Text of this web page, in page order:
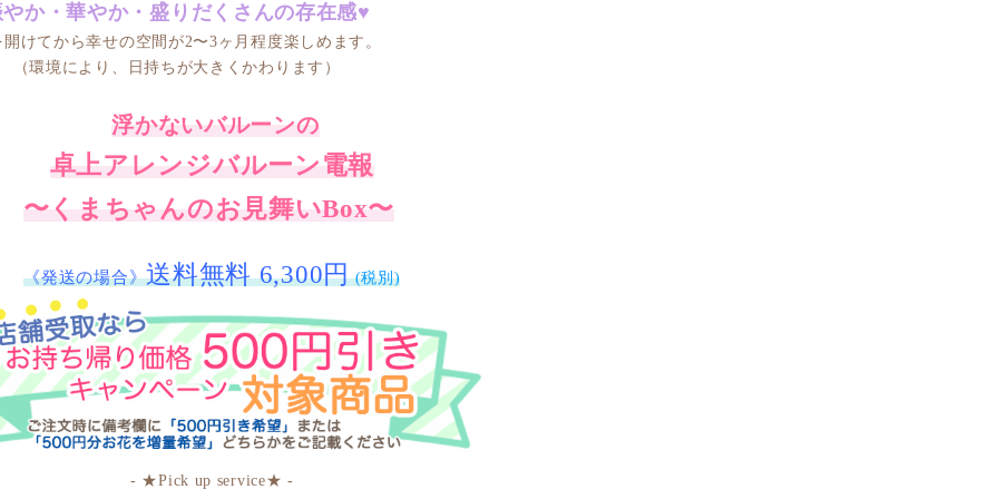
か・華やか・盛りだくさんの存在感♥
開けてから幸せの空間が2〜3ヶ月程度楽しめます。
（環境により、日持ちが大きくかわります）
浮かないバルーンの
卓上アレンジバルーン電報
〜くまちゃんのお見舞いBox〜
《発送の場合》送料無料 6,300円(税別)
- ★Pick up service★ -